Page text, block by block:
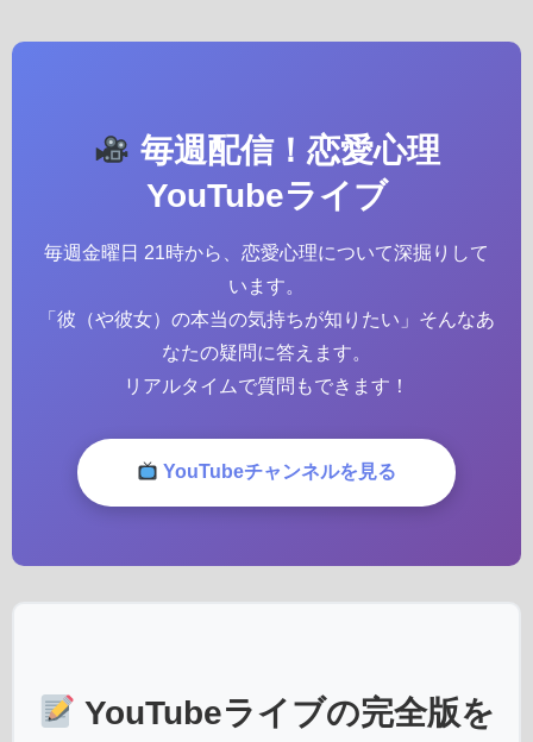
毎週配信！恋愛心理
YouTubeライブ
毎週金曜日 21時から、恋愛心理について深掘りして
います。
「彼（や彼女）の本当の気持ちが知りたい」そんなあ
なたの疑問に答えます。
リアルタイムで質問もできます！
YouTubeチャンネルを見る
YouTubeライブの完全版を